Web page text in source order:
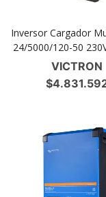
Inversor Cargador
24/5000/120-50
VICTRON
$